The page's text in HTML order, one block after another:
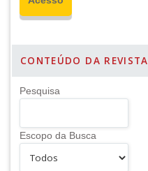
CONTEÚDO DA REVISTA
Pesquisa
Escopo da Busca